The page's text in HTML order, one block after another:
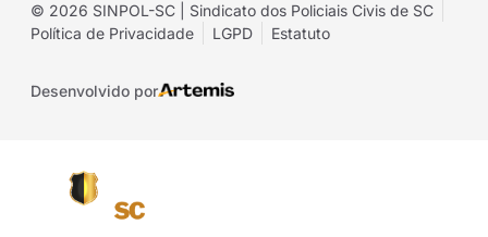
© 2026 SINPOL-SC | Sindicato dos Policiais Civis de SC
Política de Privacidade
LGPD Estatuto
Desenvolvido por